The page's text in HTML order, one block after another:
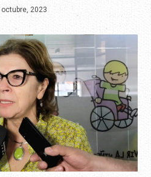
octubre, 2023